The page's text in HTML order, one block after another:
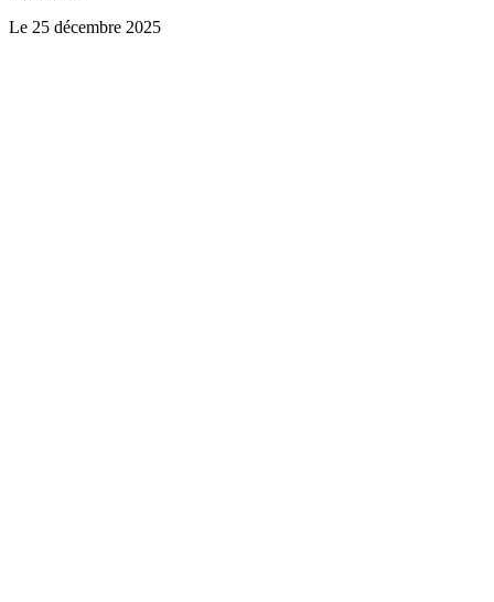
Le 25 décembre 2025